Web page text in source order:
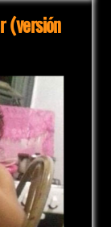
(versión